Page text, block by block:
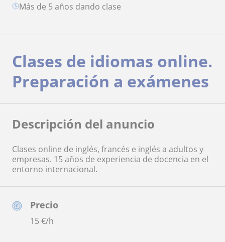
más de 5 años dando clase
Precio
15€/h
Clases de idiomas online.
Preparación a exámenes
Descripción del anuncio
Clases online de inglés, francés e inglés a adultos y
empresas. 15 años de experiencia de docencia en el
entorno internacional.